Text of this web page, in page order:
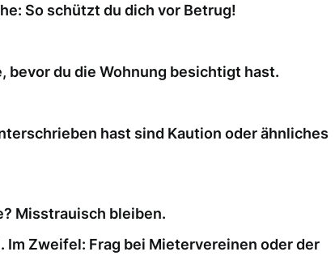
So schützt du dich vor Betrug!
bevor du die Wohnung besichtigt hast.
hast sind Kaution oder ähnliches
Misstrauisch bleiben.
Im Zweifel: Frag bei Mietervereinen oder der